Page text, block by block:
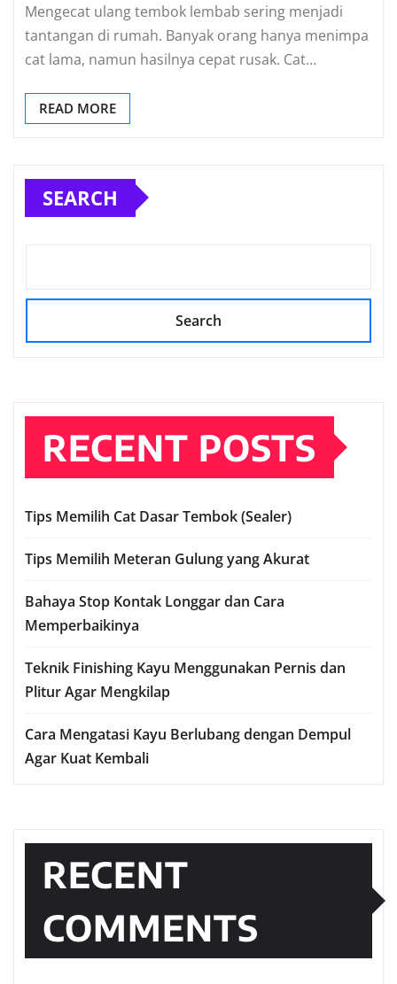
Mengecat ulang tembok lembab sering menjadi
tantangan di rumah. Banyak orang hanya menimpa
cat lama, namun hasilnya cepat rusak. Cat…
READ MORE
SEARCH
Search
RECENT POSTS
Tips Memilih Cat Dasar Tembok (Sealer)
Tips Memilih Meteran Gulung yang Akurat
Bahaya Stop Kontak Longgar dan Cara
Memperbaikinya
Teknik Finishing Kayu Menggunakan Pernis dan
Plitur Agar Mengkilap
Cara Mengatasi Kayu Berlubang dengan Dempul
Agar Kuat Kembali
RECENT
COMMENTS